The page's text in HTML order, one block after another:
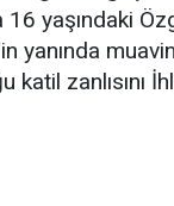
16 yaşındaki
yanında
zanlısını